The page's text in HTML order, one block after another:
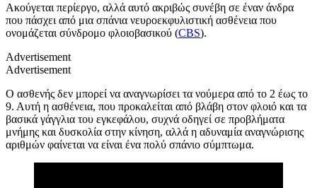
Ακούγεται περίεργο, αλλά αυτό ακριβώς συνέβη σε έναν άνδρα
που πάσχει από μια σπάνια νευροεκφυλιστική ασθένεια που
ονομάζεται σύνδρομο φλοιοβασικού (CBS).
Advertisement
Advertisement
Ο ασθενής δεν μπορεί να αναγνωρίσει τα νούμερα από το 2 έως το
9. Αυτή η ασθένεια, που προκαλείται από βλάβη στον φλοιό και τα
βασικά γάγγλια του εγκεφάλου, συχνά οδηγεί σε προβλήματα
μνήμης και δυσκολία στην κίνηση, αλλά η αδυναμία αναγνώρισης
αριθμών φαίνεται να είναι ένα πολύ σπάνιο σύμπτωμα.